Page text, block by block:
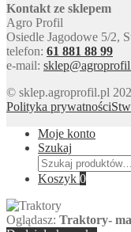
Kontakt ze sklepem
Agro Profil
Osiedle Jagodowe 5/2,
telefon: 61 881 88 99
e-mail:
© sklep.agroprofil.pl
Polityka prywatności
Moje konto
Szukaj
Szukaj:
Koszyk 0
Oglądasz: Traktory-